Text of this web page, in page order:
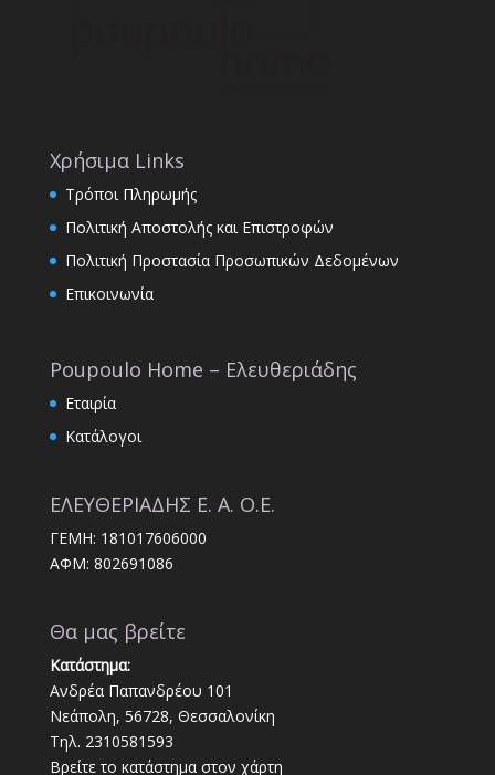
Χρήσιμα Links
Τρόποι Πληρωμής
Πολιτική Αποστολής και Επιστροφών
Πολιτική Προστασία Προσωπικών Δεδομένων
Επικοινωνία
Poupoulo Home – Ελευθεριάδης
Εταιρία
Κατάλογοι
ΕΛΕΥΘΕΡΙΑΔΗΣ Ε. Α. Ο.Ε.
ΓΕΜΗ: 181017606000
ΑΦΜ: 802691086
Θα μας βρείτε
Κατάστημα:
Ανδρέα Παπανδρέου 101
Νεάπολη, 56728, Θεσσαλονίκη
Τηλ. 2310581593
Βρείτε το κατάστημα στον χάρτη